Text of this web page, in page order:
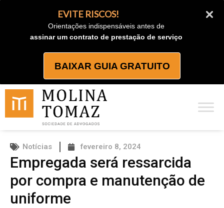
EVITE RISCOS!
Orientações indispensáveis antes de
assinar um contrato de prestação de serviço
BAIXAR GUIA GRATUITO
Notícias fevereiro 8, 2024
Empregada será ressarcida
por compra e manutenção de
uniforme